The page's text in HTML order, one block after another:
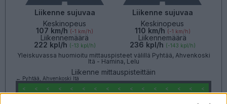
Liikenne sujuvaa
Keskinopeus
107 km/h (-1 km/h)
Liikennemäärä
222 kpl/h (-13 kpl/h)
Liikenne sujuvaa
Keskinopeus
110 km/h (-1 km/h)
Liikennemäärä
236 kpl/h (-143 kpl/h)
Yleiskuvassa huomioitu mittauspisteet välillä Pyhtää, Ahvenkoski
Itä - Hamina, Lelu
Liikenne mittauspisteittäin
← Pyhtää, Ahvenkoski Itä
<
< < < < < < < < < < < < < < <